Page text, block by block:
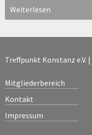
Weiterlesen
Treffpunkt Konstanz e.V. |
Mitgliederbereich
Kontakt
Impressum